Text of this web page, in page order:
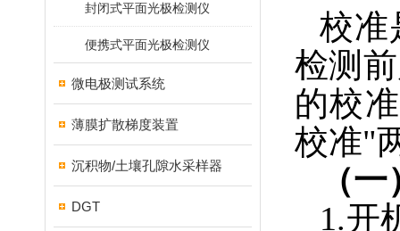
封闭式平面光极检测仪
便携式平面光极检测仪
微电极测试系统
薄膜扩散梯度装置
沉积物/土壤孔隙水采样器
DGT
校准
检测
的校
校准"
（
1.开